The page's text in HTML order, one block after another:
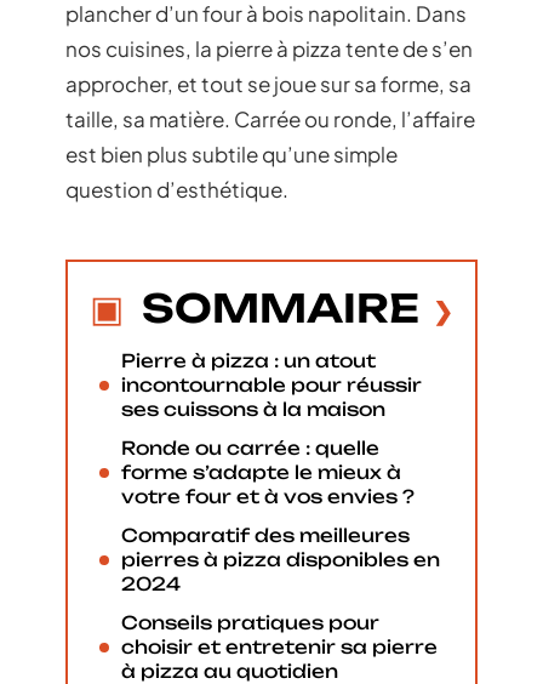
plancher d’un four à bois napolitain. Dans
nos cuisines, la pierre à pizza tente de s’en
approcher, et tout se joue sur sa forme, sa
taille, sa matière. Carrée ou ronde, l’affaire
est bien plus subtile qu’une simple
question d’esthétique.
SOMMAIRE
Pierre à pizza : un atout
incontournable pour réussir
ses cuissons à la maison
Ronde ou carrée : quelle
forme s’adapte le mieux à
votre four et à vos envies ?
Comparatif des meilleures
pierres à pizza disponibles en
2024
Conseils pratiques pour
choisir et entretenir sa pierre
à pizza au quotidien